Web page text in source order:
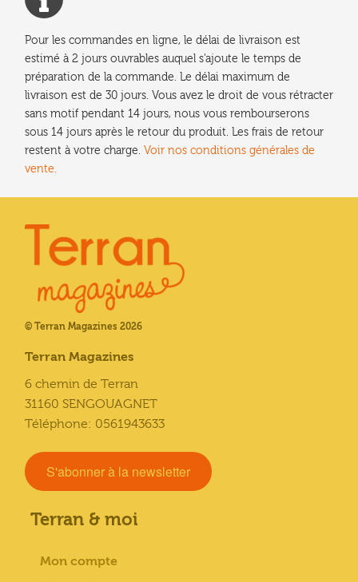
Pour les commandes en ligne, le délai de livraison est
estimé à 2 jours ouvrables auquel s'ajoute le temps de
préparation de la commande. Le délai maximum de
livraison est de 30 jours. Vous avez le droit de vous rétracter
sans motif pendant 14 jours, nous vous rembourserons
sous 14 jours après le retour du produit. Les frais de retour
restent à votre charge. Voir nos conditions générales de
vente.
© Terran Magazines 2026
Terran Magazines
6 chemin de Terran
31160 SENGOUAGNET
Téléphone: 0561943633
S'abonner à la newsletter
Terran & moi
Mon compte